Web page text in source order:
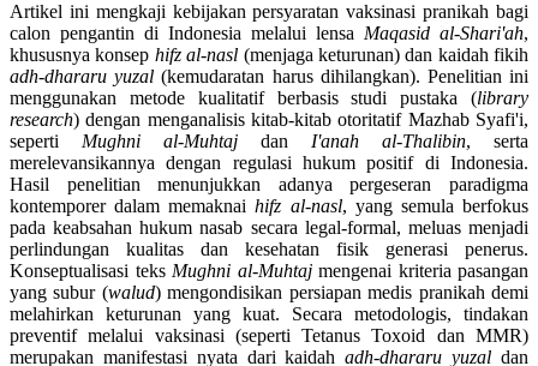
Artikel ini mengkaji kebijakan persyaratan vaksinasi pranikah bagi
calon pengantin di Indonesia melalui lensa Maqasid al-Shari'ah,
khususnya konsep hifz al-nasl (menjaga keturunan) dan kaidah fikih
adh-dhararu yuzal (kemudaratan harus dihilangkan). Penelitian ini
menggunakan metode kualitatif berbasis studi pustaka (library
research) dengan menganalisis kitab-kitab otoritatif Mazhab Syafi'i,
seperti Mughni al-Muhtaj dan I'anah al-Thalibin, serta
merelevansikannya dengan regulasi hukum positif di Indonesia.
Hasil penelitian menunjukkan adanya pergeseran paradigma
kontemporer dalam memaknaihifz al-nasl, yang semula berfokus
pada keabsahan hukum nasab secara legal-formal, meluas menjadi
perlindungan kualitas dan kesehatan fisik generasi penerus.
Konseptualisasi teks Mughni al-Muhtajmengenai kriteria pasangan
yang subur (walud) mengondisikan persiapan medis pranikah demi
melahirkan keturunan yang kuat. Secara metodologis, tindakan
preventif melalui vaksinasi (seperti Tetanus Toxoid dan MMR)
merupakan manifestasi nyata dari kaidahadh-dhararu yuzal dan